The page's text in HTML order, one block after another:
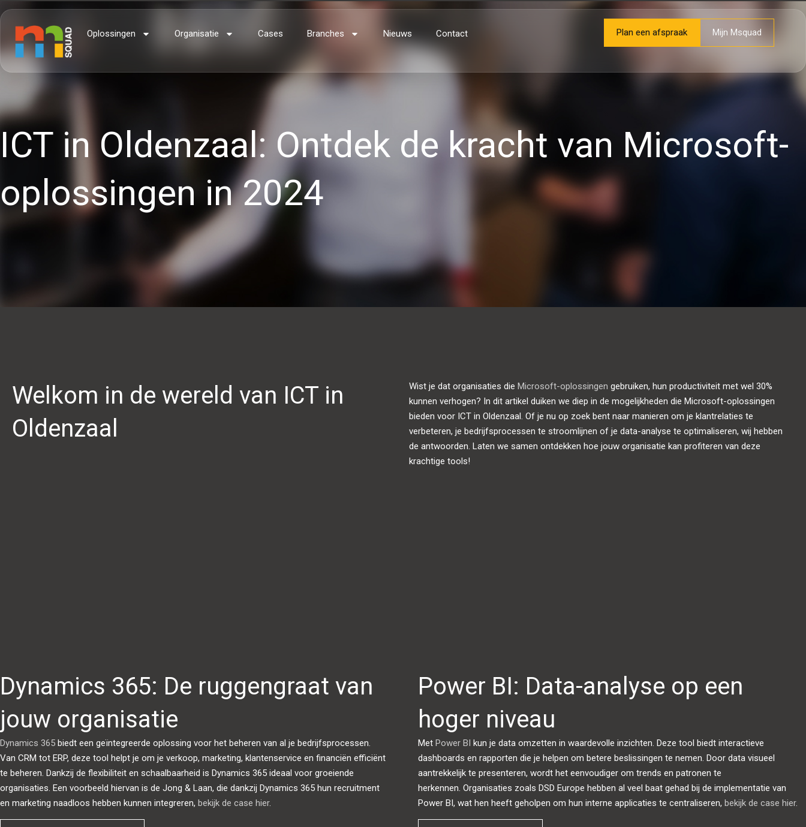
Oplossingen Organisatie Cases Branches Nieuws Contact Plan een afspraak Mijn Msquad
ICT in Oldenzaal: Ontdek de kracht van Microsoft-
oplossingen in 2024
Welkom in de wereld van ICT in
Oldenzaal
Wist je dat organisaties die Microsoft-oplossingen gebruiken, hun productiviteit met wel 30%
kunnen verhogen? In dit artikel duiken we diep in de mogelijkheden die Microsoft-oplossingen
bieden voor ICT in Oldenzaal. Of je nu op zoek bent naar manieren om je klantrelaties te
verbeteren, je bedrijfsprocessen te stroomlijnen of je data-analyse te optimaliseren, wij hebben
de antwoorden. Laten we samen ontdekken hoe jouw organisatie kan profiteren van deze
krachtige tools!
Dynamics 365: De ruggengraat van
jouw organisatie
Dynamics 365 biedt een geïntegreerde oplossing voor het beheren van al je bedrijfsprocessen.
Van CRM tot ERP, deze tool helpt je om je verkoop, marketing, klantenservice en financiën efficiënt
te beheren. Dankzij de flexibiliteit en schaalbaarheid is Dynamics 365 ideaal voor groeiende
organisaties. Een voorbeeld hiervan is de Jong & Laan, die dankzij Dynamics 365 hun recruitment
en marketing naadloos hebben kunnen integreren, bekijk de case hier.
Power BI: Data-analyse op een
hoger niveau
Met Power BI kun je data omzetten in waardevolle inzichten. Deze tool biedt interactieve
dashboards en rapporten die je helpen om betere beslissingen te nemen. Door data visueel
aantrekkelijk te presenteren, wordt het eenvoudiger om trends en patronen te
herkennen. Organisaties zoals DSD Europe hebben al veel baat gehad bij de implementatie van
Power BI, wat hen heeft geholpen om hun interne applicaties te centraliseren, bekijk de case hier.